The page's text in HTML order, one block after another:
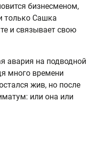
бизнесменом,
только Сашка
и связывает свою
авария на подводной
много времени
жив, но после
или она или